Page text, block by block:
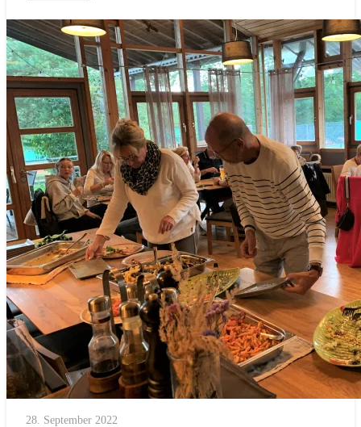
28. September 2022